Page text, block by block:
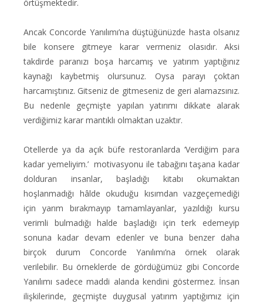
örtüşmektedir.
Ancak Concorde Yanılımı’na düştüğünüzde hasta olsanız
bile konsere gitmeye karar vermeniz olasıdır. Aksi
takdirde paranızı boşa harcamış ve yatırım yaptığınız
kaynağı kaybetmiş olursunuz. Oysa parayı çoktan
harcamıştınız. Gitseniz de gitmeseniz de geri alamazsınız.
Bu nedenle geçmişte yapılan yatırımı dikkate alarak
verdiğimiz karar mantıklı olmaktan uzaktır.
Otellerde ya da açık büfe restoranlarda ‘Verdiğim para
kadar yemeliyim.’ motivasyonu ile tabağını taşana kadar
dolduran insanlar, başladığı kitabı okumaktan
hoşlanmadığı hâlde okuduğu kısımdan vazgeçemediği
için yarım bırakmayıp tamamlayanlar, yazıldığı kursu
verimli bulmadığı halde başladığı için terk edemeyip
sonuna kadar devam edenler ve buna benzer daha
birçok durum Concorde Yanılımı’na örnek olarak
verilebilir. Bu örneklerde de gördüğümüz gibi Concorde
Yanılımı sadece maddi alanda kendini göstermez. İnsan
ilişkilerinde, geçmişte duygusal yatırım yaptığımız için